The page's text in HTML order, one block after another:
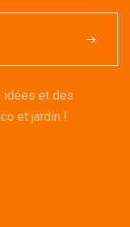
idées et des
et jardin !